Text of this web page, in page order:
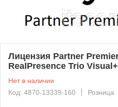
Лицензия Partner
RealPresence Trio
Нет в наличии
Код: 4870-13339-160
Розница